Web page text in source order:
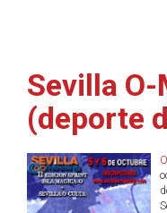
Sevilla
(deporte